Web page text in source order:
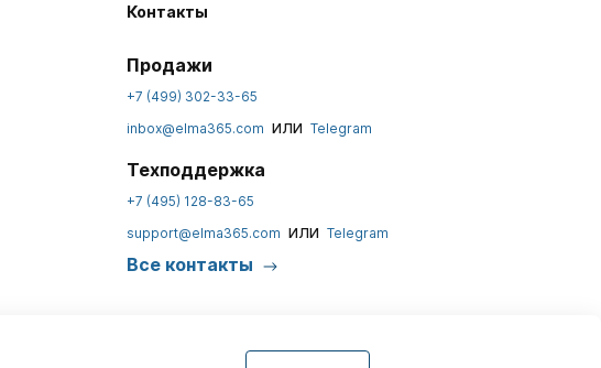
Контакты
Продажи
+7 (499) 302-33-65
inbox@elma365.com или Telegram
Техподдержка
+7 (495) 128-83-65
support@elma365.com или Telegram
Все контакты